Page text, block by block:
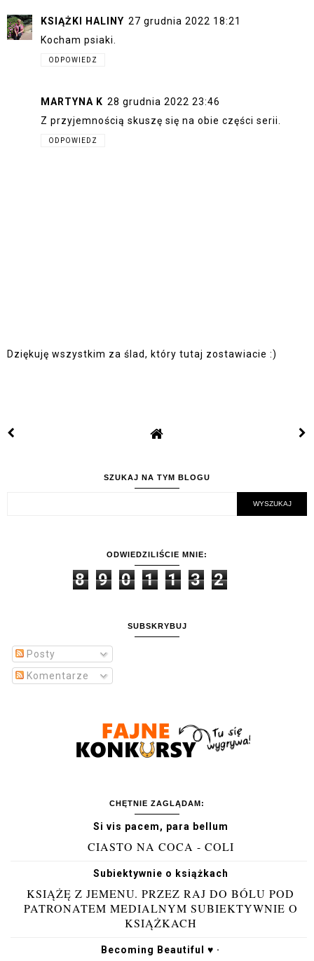
KSIĄŻKI HALINY 27 grudnia 2022 18:21
Kocham psiaki.
ODPOWIEDZ
MARTYNA K 28 grudnia 2022 23:46
Z przyjemnością skuszę się na obie części serii.
ODPOWIEDZ
Dziękuję wszystkim za ślad, który tutaj zostawiacie :)
SZUKAJ NA TYM BLOGU
ODWIEDZILIŚCIE MNIE:
8 9 0 1 1 3 2
SUBSKRYBUJ
Posty
Komentarze
CHĘTNIE ZAGLĄDAM:
Si vis pacem, para bellum
CIASTO NA COCA - COLI
Subiektywnie o książkach
KSIĄŻĘ Z JEMENU. PRZEZ RAJ DO BÓLU POD
PATRONATEM MEDIALNYM SUBIEKTYWNIE O
KSIĄŻKACH
Becoming Beautiful ♥ ·